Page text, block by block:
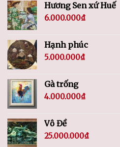
Hương Sen xứ Huế
6.000.000₫
Hạnh phúc
5.000.000₫
Gà trống
4.000.000₫
Vô Đề
25.000.000₫